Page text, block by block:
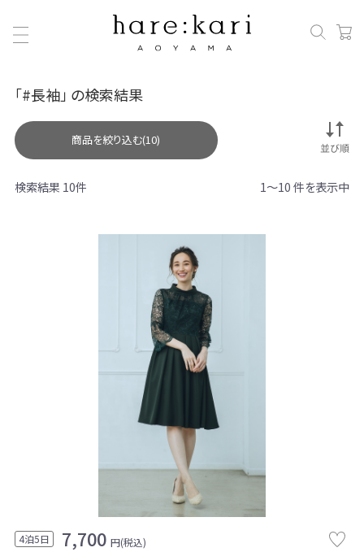
「#長袖」 の検索結果
商品を絞り込む(10)
検索結果 10件 1～10 件を表示中
4泊5日 7,700 円(税込)